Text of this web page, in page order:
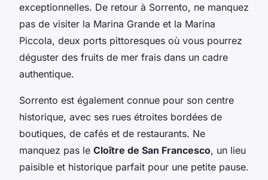
exceptionnelles. De retour à Sorrento, ne manquez
pas de visiter la Marina Grande et la Marina
Piccola, deux ports pittoresques où vous pourrez
déguster des fruits de mer frais dans un cadre
authentique.
Sorrento est également connue pour son centre
historique, avec ses rues étroites bordées de
boutiques, de cafés et de restaurants. Ne
manquez pas le Cloître de San Francesco, un lieu
paisible et historique parfait pour une petite pause.